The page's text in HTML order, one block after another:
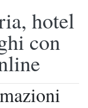
hotel
con